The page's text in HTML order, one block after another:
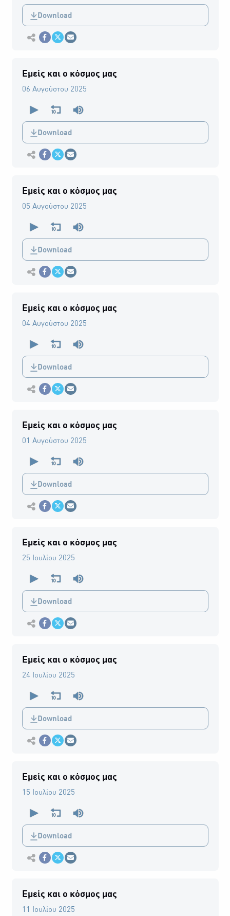
0
secondsDownload
Κοινοποίηση στο Facebook
Κοινοποίηση Twitter
Αποστολή με Email
Εμείς και ο κόσμος μας
06 Αυγούστου 2025
seconds
0
secondsDownload
Κοινοποίηση στο Facebook
Κοινοποίηση Twitter
Αποστολή με Email
Εμείς και ο κόσμος μας
05 Αυγούστου 2025
seconds
0
secondsDownload
Κοινοποίηση στο Facebook
Κοινοποίηση Twitter
Αποστολή με Email
Εμείς και ο κόσμος μας
04 Αυγούστου 2025
seconds
0
secondsDownload
Κοινοποίηση στο Facebook
Κοινοποίηση Twitter
Αποστολή με Email
Εμείς και ο κόσμος μας
01 Αυγούστου 2025
seconds
0
secondsDownload
Κοινοποίηση στο Facebook
Κοινοποίηση Twitter
Αποστολή με Email
Εμείς και ο κόσμος μας
25 Ιουλίου 2025
seconds
0
secondsDownload
Κοινοποίηση στο Facebook
Κοινοποίηση Twitter
Αποστολή με Email
Εμείς και ο κόσμος μας
24 Ιουλίου 2025
seconds
0
secondsDownload
Κοινοποίηση στο Facebook
Κοινοποίηση Twitter
Αποστολή με Email
Εμείς και ο κόσμος μας
15 Ιουλίου 2025
seconds
0
secondsDownload
Κοινοποίηση στο Facebook
Κοινοποίηση Twitter
Αποστολή με Email
Εμείς και ο κόσμος μας
11 Ιουλίου 2025